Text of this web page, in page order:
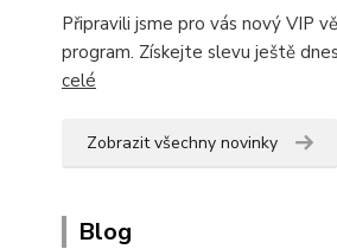
Připravili jsme pro vás nový VIP
program. Získejte slevu ještě
celé
Zobrazit všechny novinky
Blog